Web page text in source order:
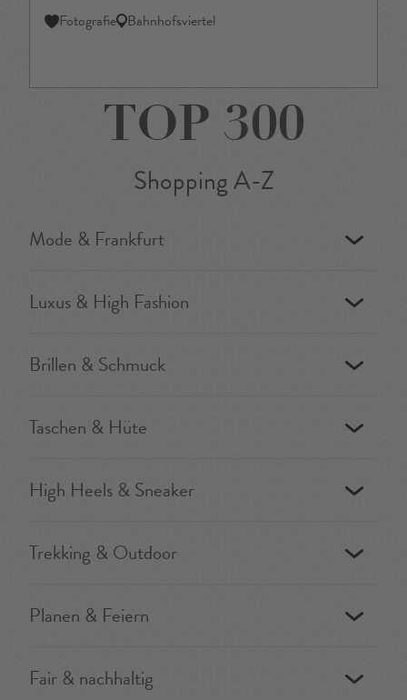
Fotografie Bahnhofsviertel
TOP 300
Shopping A-Z
Mode & Frankfurt
Luxus & High Fashion
Brillen & Schmuck
Taschen & Hüte
High Heels & Sneaker
Trekking & Outdoor
Planen & Feiern
Fair & nachhaltig